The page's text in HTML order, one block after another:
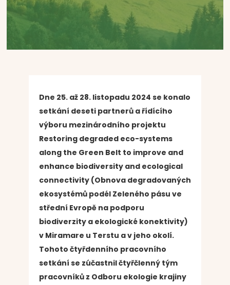
Dne 25. až 28. listopadu 2024 se konalo
setkání deseti partnerů a řídícího
výboru mezinárodního projektu
Restoring degraded eco-systems
along the Green Belt to improve and
enhance biodiversity and ecological
connectivity (Obnova degradovaných
ekosystémů podél Zeleného pásu ve
střední Evropě na podporu
biodiverzity a ekologické konektivity)
v Miramare u Terstu a v jeho okolí.
Tohoto čtyřdenního pracovního
setkání se zúčastnil čtyřčlenný tým
pracovníků z Odboru ekologie krajiny